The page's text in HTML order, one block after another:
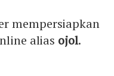
mempersiapkan
alias ojol.